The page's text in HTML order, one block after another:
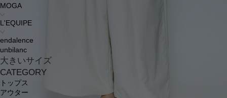
MOGA
L'EQUIPE
endalence
unbilanc
大きいサイズ
CATEGORY
トップス
アウター